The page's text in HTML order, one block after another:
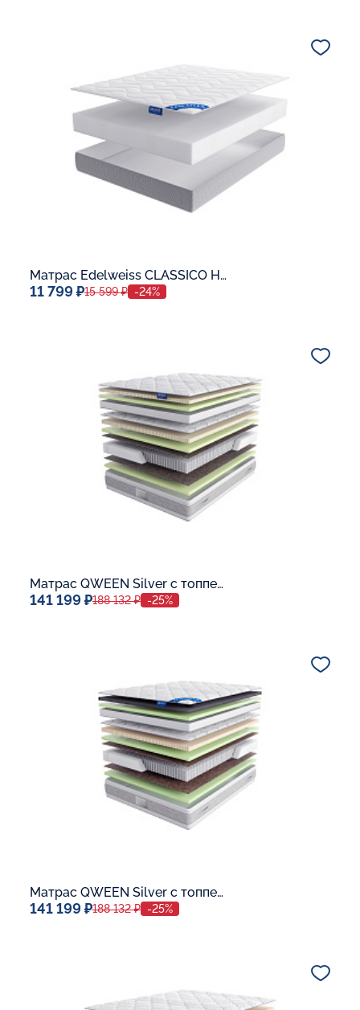
В корзину
Матрас Edelweiss CLASSICO H-16
11 799 ₽15 599 ₽ -24%
В корзину
Матрас QWEEN Silver c топпером Latex 42
141 199 ₽188 132 ₽ -25%
В корзину
Матрас QWEEN Silver c топпером Memory 42
141 199 ₽188 132 ₽ -25%